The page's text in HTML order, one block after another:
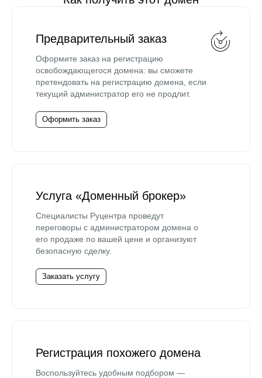
Предварительный заказ
Оформите заказ на регистрацию
освобождающегося домена: вы сможете
претендовать на регистрацию домена, если
текущий администратор его не продлит.
Оформить заказ
Услуга «Доменный брокер»
Специалисты Руцентра проведут
переговоры с администратором домена о
его продаже по вашей цене и организуют
безопасную сделку.
Заказать услугу
Регистрация похожего домена
Воспользуйтесь удобным подбором —